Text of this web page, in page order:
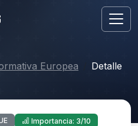
Europea Detalle
Importancia: 3/10